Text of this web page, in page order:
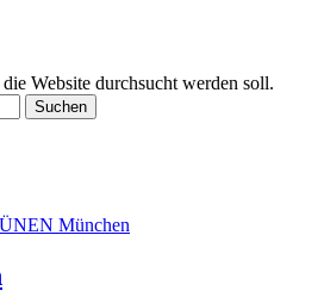
Website durchsucht werden soll.
Suchen